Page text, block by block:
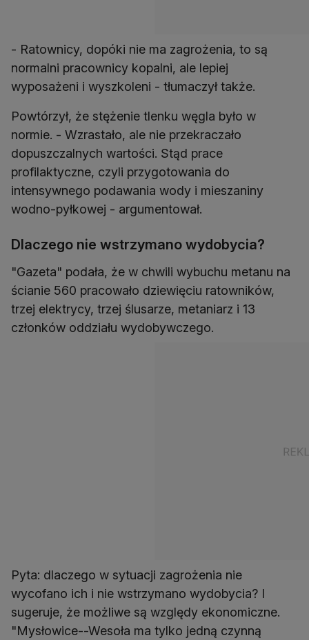
- Ratownicy, dopóki nie ma zagrożenia, to są
normalni pracownicy kopalni, ale lepiej
wyposażeni i wyszkoleni - tłumaczył także.
Powtórzył, że stężenie tlenku węgla było w
normie. - Wzrastało, ale nie przekraczało
dopuszczalnych wartości. Stąd prace
profilaktyczne, czyli przygotowania do
intensywnego podawania wody i mieszaniny
wodno-pyłkowej - argumentował.
Dlaczego nie wstrzymano wydobycia?
"Gazeta" podała, że w chwili wybuchu metanu na
ścianie 560 pracowało dziewięciu ratowników,
trzej elektrycy, trzej ślusarze, metaniarz i 13
członków oddziału wydobywczego.
Pyta: dlaczego w sytuacji zagrożenia nie
wycofano ich i nie wstrzymano wydobycia? I
sugeruje, że możliwe są względy ekonomiczne.
"Mysłowice--Wesoła ma tylko jedną czynną